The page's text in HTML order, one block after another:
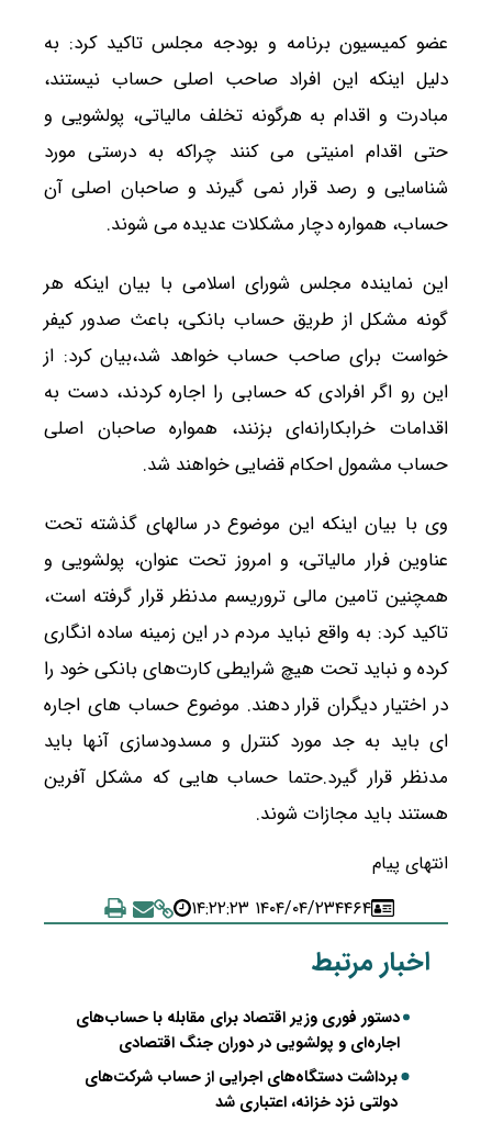
عضو کمیسیون برنامه و بودجه مجلس تاکید کرد: به
دلیل اینکه این افراد صاحب اصلی حساب نیستند،
مبادرت و اقدام به هرگونه تخلف مالیاتی، پولشویی و
حتی اقدام امنیتی می کنند چراکه به درستی مورد
شناسایی و رصد قرار نمی گیرند و صاحبان اصلی آن
حساب، همواره دچار مشکلات عدیده می شوند.
این نماینده مجلس شورای اسلامی با بیان اینکه هر
گونه مشکل از طریق حساب بانکی، باعث صدور کیفر
خواست برای صاحب حساب خواهد شد،بیان کرد: از
این رو اگر افرادی که حسابی را اجاره کردند، دست به
اقدامات خرابکارانه‌ای بزنند، همواره صاحبان اصلی
حساب مشمول احکام قضایی خواهند شد.
وی با بیان اینکه این موضوع در سالهای گذشته تحت
عناوین فرار مالیاتی، و امروز تحت عنوان، پولشویی و
همچنین تامین مالی تروریسم مدنظر قرار گرفته است،
تاکید کرد: به واقع نباید مردم در این زمینه ساده انگاری
کرده و نباید تحت هیچ شرایطی کارت‌های بانکی خود را
در اختیار دیگران قرار دهند. موضوع حساب های اجاره
ای باید به جد مورد کنترل و مسدودسازی آنها باید
مدنظر قرار گیرد.حتما حساب هایی که مشکل آفرین
هستند باید مجازات شوند.
انتهای پیام
۴۴۶۴۱۴۰۴/۰۴/۲۳ ۱۴:۲۲:۲۳
اخبار مرتبط
دستور فوری وزیر اقتصاد برای مقابله با حساب‌های
اجاره‌ای و پولشویی در دوران جنگ اقتصادی
برداشت دستگاه‌های اجرایی از حساب شرکت‌های
دولتی نزد خزانه، اعتباری شد